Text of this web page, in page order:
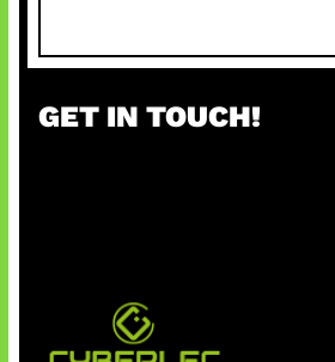
a
c
GET IN TOUCH!